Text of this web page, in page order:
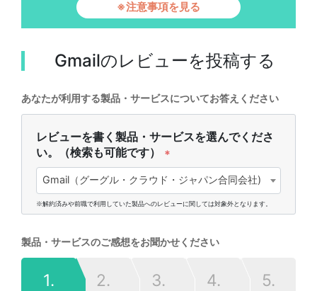
※注意事項を見る
Gmailのレビューを投稿する
あなたが利用する製品・サービスについてお答えください
レビューを書く製品・サービスを選んでくださ
い。（検索も可能です）
*
Gmail（グーグル・クラウド・ジャパン合同会社)
※解約済みや前職で利用していた製品へのレビューに関しては対象外となります。
製品・サービスのご感想をお聞かせください
1. 2. 3. 4. 5.